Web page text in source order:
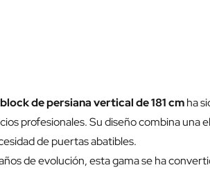
de persiana vertical de 181 cmha
profesionales. Su diseño combina
de puertas abatibles.
de evolución, esta gama se ha